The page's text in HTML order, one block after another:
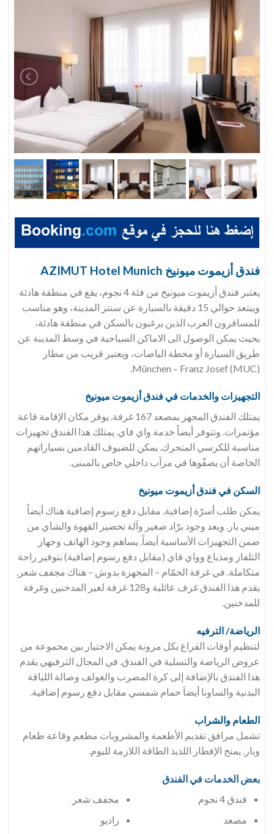
فندق أزيموت ميونيخ AZIMUT Hotel Munich
يعتبر فندق أزيموت ميونيخ من فئة 4 نجوم، يقع في منطقة هادئة
ويبتعد حوالي 15 دقيقة بالسيارة عن سنتر المدينة، وهو مناسب
للمسافرون العرب الذين يرغبون بالسكن في منطقة هادئة،
بحيث يمكن الوصول الى الاماكن السياحية في وسط المدينة عن
طريق السيارة أو محطة الباصات، ويعتبر قريب من مطار
München – Franz Josef (MUC).
التجهيزات والخدمات في فندق أزيموت ميونيخ
يمتلك الفندق المجهز بمصعد 167 غرفة. يوفر مكان الإقامة قاعة
مؤتمرات. وتتوفر أيضاً خدمة واي فاي. يمتلك هذا الفندق تجهيزات
مناسبة للكرسي المتحرك. يمكن للضيوف القادمين بسياراتهم
الخاصة أن يصفّوها في مرآب داخلي خاص بالمبنى.
السكن في فندق أزيموت ميونيخ
يمكن طلب أسرّة إضافية. مقابل دفع رسوم إضافية هناك أيضاً
ميني بار. ويعد وجود برّاد صغير وآلة تحضير القهوة والشاي من
ضمن التجهيزات الأساسية أيضاً. يساهم وجود الهاتف وجهاز
التلفاز ومذياع وواي فاي (مقابل دفع رسوم إضافية) بتوفير راحة
متكاملة. في غرفة الحمّام – المجهزة بدوش – هناك مجفف شعر.
يقدم هذا الفندق غرف عائلية و128 غرفة لغير المدخنين وغرفة
للمدخنين.
الرياضة/ الترفيه
لتنظيم أوقات الفراغ بكل مرونة يمكن الاختيار بين مجموعة من
عروض الرياضة والتسلية في الفندق. في المجال الترفيهي يقدم
هذا الفندق بالإضافة إلى كرة المضرب والغولف وصالة اللياقة
البدنية والساونا أيضاَ حمام شمسي مقابل دفع رسوم إضافية.
الطعام والشراب
تشمل مرافق تقديم الأطعمة والمشروبات مطعم وقاعة طعام
وبار. يمنح الإفطار اللذيذ الطاقة اللازمة لليوم.
بعض الخدمات في الفندق
فندق 4 نجوم
مصعد
مجفف شعر
راديو